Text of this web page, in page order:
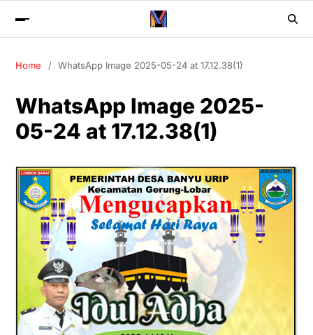
Home WhatsApp Image 2025-05-24 at 17.12.38(1)
WhatsApp Image 2025-
05-24 at 17.12.38(1)